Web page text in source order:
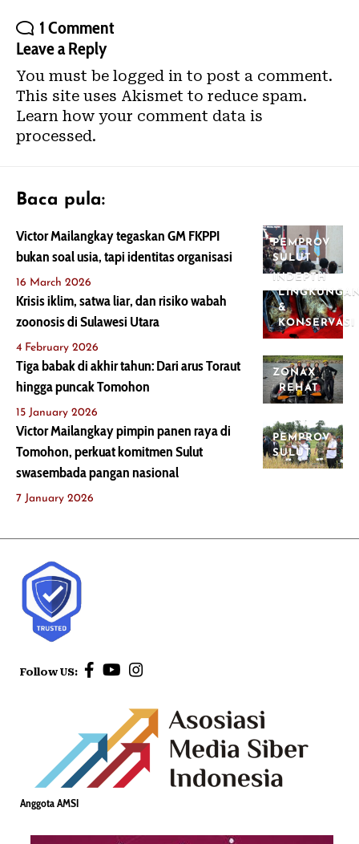
1 Comment
Leave a Reply
You must be logged in to post a comment.
This site uses Akismet to reduce spam.
Learn how your comment data is
processed.
Baca pula:
PEMPROV
SULUT
Victor Mailangkay tegaskan GM FKPPI
bukan soal usia, tapi identitas organisasi
16 March 2026
INDEPTH
&
KONSERVASI
Krisis iklim, satwa liar, dan risiko wabah
zoonosis di Sulawesi Utara
4 February 2026
ZONAX
REHAT
Tiga babak di akhir tahun: Dari arus Toraut
hingga puncak Tomohon
15 January 2026
PEMPROV
SULUT
Victor Mailangkay pimpin panen raya di
Tomohon, perkuat komitmen Sulut
swasembada pangan nasional
7 January 2026
Follow US:
Anggota AMSI